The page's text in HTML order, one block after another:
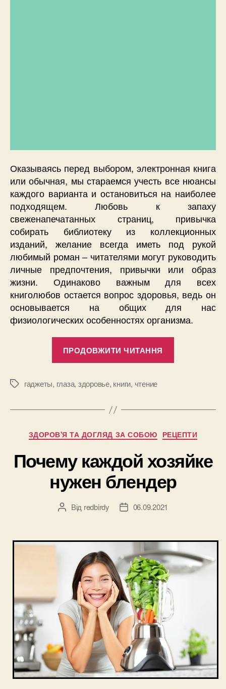
Оказываясь перед выбором, электронная книга
или обычная, мы стараемся учесть все нюансы
каждого варианта и остановиться на наиболее
подходящем. Любовь к запаху
свеженапечатанных страниц, привычка
собирать библиотеку из коллекционных
изданий, желание всегда иметь под рукой
любимый роман – читателями могут руководить
личные предпочтения, привычки или образ
жизни. Одинаково важным для всех
книголюбов остается вопрос здоровья, ведь он
основывается на общих для нас
физиологических особенностях организма.
ПРОДОВЖИТИ ЧИТАННЯ
вашим
Позначки
гаджеты, глаза, здоровье, книги, чтение
Категорії
ЗДОРОВ'Я ТА ДОГЛЯД ЗА СОБОЮ РЕЦЕПТИ
Почему каждой хозяйке
нужен блендер
Автор
Від redbirdy
Дата06.09.2021